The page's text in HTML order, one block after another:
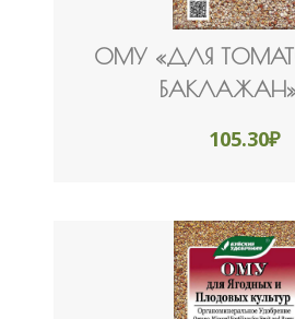
0МУ «ДЛЯ
БАКЛАЖАН»
105.30₽